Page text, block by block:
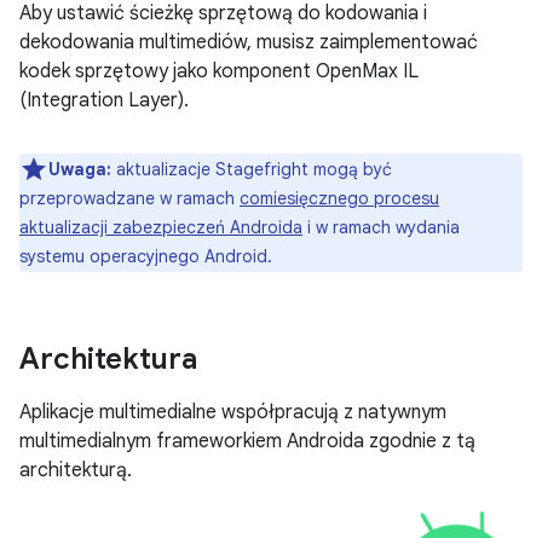
Aby ustawić ścieżkę sprzętową do kodowania i
dekodowania multimediów, musisz zaimplementować
kodek sprzętowy jako komponent OpenMax IL
(Integration Layer).
Uwaga: aktualizacje Stagefright mogą być
przeprowadzane w ramach comiesięcznego procesu
aktualizacji zabezpieczeń Androida i w ramach wydania
systemu operacyjnego Android.
Architektura
Aplikacje multimedialne współpracują z natywnym
multimedialnym frameworkiem Androida zgodnie z tą
architekturą.